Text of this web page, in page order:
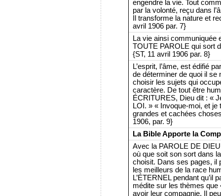
engendre la vie. Tout
par la volonté, reçu dans
Il transforme la nature et
avril 1906 par. 7}
La vie ainsi communiquée
TOUTE PAROLE qui sort
{ST, 11 avril 1906 par. 8}
L’esprit, l’âme, est édifié
de déterminer de quoi il se
choisir les sujets qui
caractère. De tout être
ÉCRITURES, Dieu dit : «
LOI. » « Invoque-moi, et je
grandes et cachées
1906, par. 9}
La Bible Apporte la
Avec la PAROLE DE
où que soit son sort dans
choisit. Dans ses pages, il
les meilleurs de la race
L’ÉTERNEL pendant qu’il
médite sur les thèmes que
avoir leur compagnie. Il